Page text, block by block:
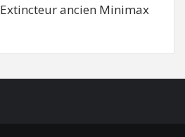
Extincteur ancien Minimax